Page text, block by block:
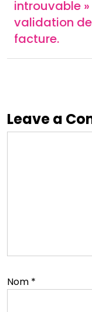
introuvable »
validation de
facture.
Leave a
Nom *